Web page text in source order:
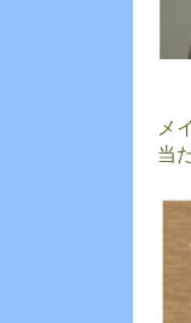
メ
当